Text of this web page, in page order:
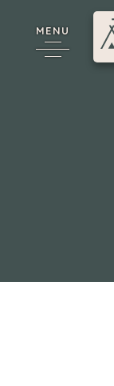
MENU